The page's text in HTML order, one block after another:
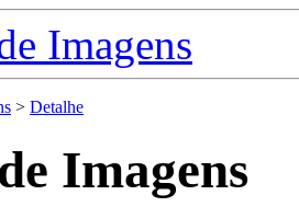
Imagens
> Detalhe
Imagens